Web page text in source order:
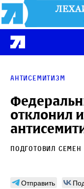
Антисемитизм
отклонил
Подготовил Семен
Отправить